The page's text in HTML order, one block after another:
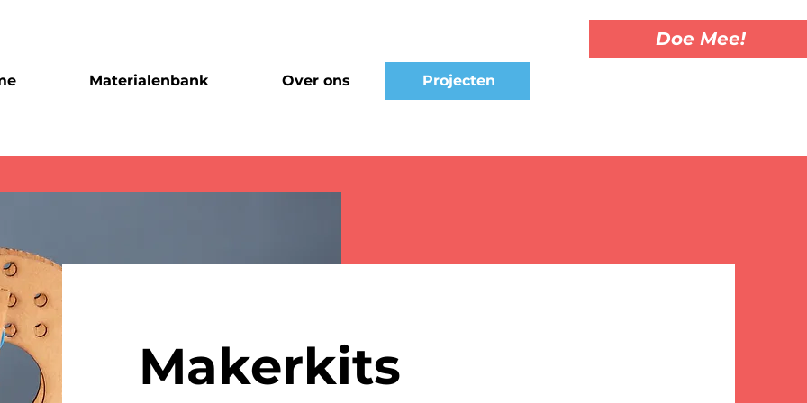
Doe Mee!
Materialenbank Over ons Projecten
Makerkits